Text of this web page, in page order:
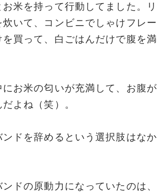
米を持って行動してました。リ
いて、コンビニでしゃけフレー
を買って、白ごはんだけで腹を満
にお米の匂いが充満して、お腹が
よね（笑）。
ンドを辞めるという選択肢はなか
ドの原動力になっていたのは、